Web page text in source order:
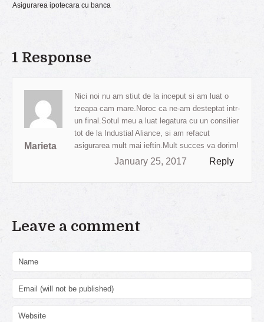
Asigurarea ipotecara cu banca
1 Response
Marieta
Nici noi nu am stiut de la inceput si am luat o
tzeapa cam mare.Noroc ca ne-am desteptat intr-
un final.Sotul meu a luat legatura cu un consilier
tot de la Industial Aliance, si am refacut
asigurarea mult mai ieftin.Mult succes va dorim!
Reply
January 25, 2017
Leave a comment